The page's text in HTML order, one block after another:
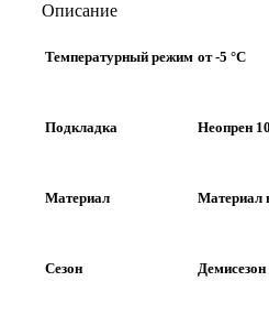
Описание
Температурный режим от -5 °C
Подкладка Неопрен
Материал Материал
Сезон Демисезон